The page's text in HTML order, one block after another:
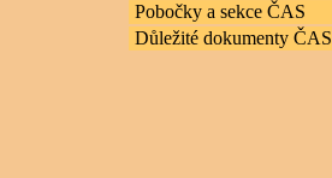
Pobočky a sekce ČAS
Důležité dokumenty ČAS